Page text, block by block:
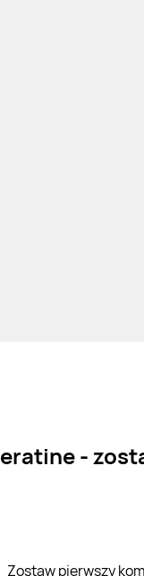
-
Zostaw pierwszy